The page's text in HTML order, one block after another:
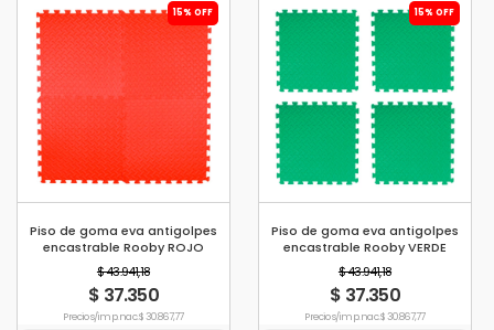
15% OFF
Piso de goma eva antigolpes
encastrable Rooby ROJO
$ 43.941,18
$ 37.350
Precio s/imp. nac. $ 30.867,77
15% OFF
Piso de goma eva antigolpes
encastrable Rooby VERDE
$ 43.941,18
$ 37.350
Precio s/imp. nac. $ 30.867,77